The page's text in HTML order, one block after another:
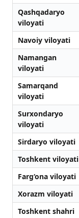
Qashqadaryo
viloyati
Navoiy viloyati
Namangan
viloyati
Samarqand
viloyati
Surxondaryo
viloyati
Sirdaryo viloyati
Toshkent viloyati
Farg‘ona viloyati
Xorazm viloyati
Toshkent shahri